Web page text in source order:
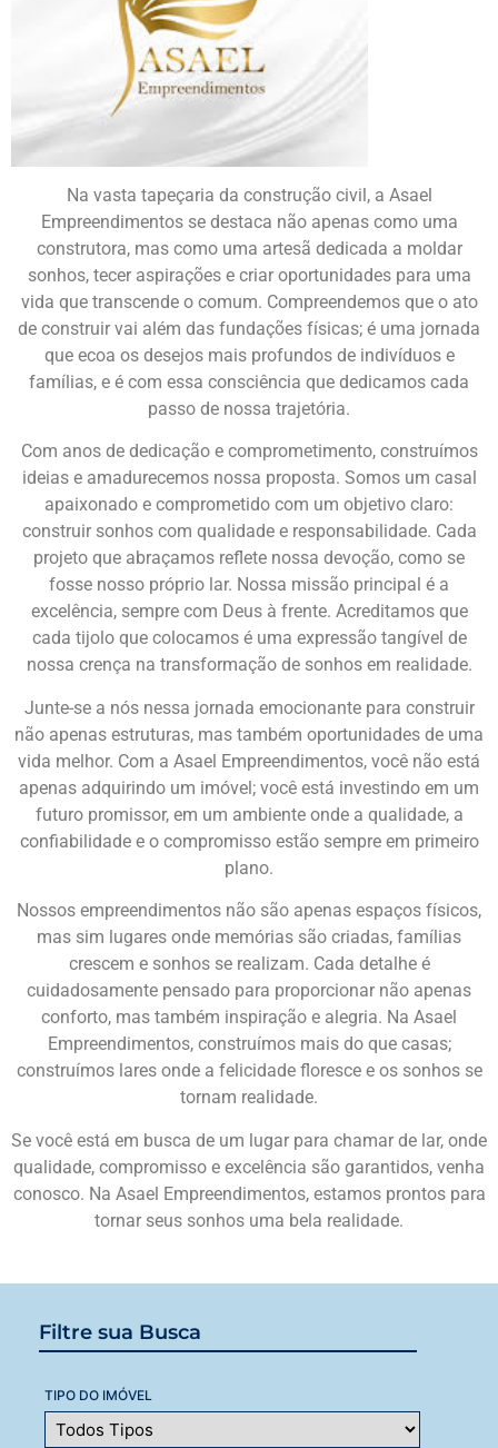
Filtre sua Busca
TIPO DO IMÓVEL
Na vasta tapeçaria da construção civil, a Asael
Empreendimentos se destaca não apenas como uma
construtora, mas como uma artesã dedicada a moldar
sonhos, tecer aspirações e criar oportunidades para uma
vida que transcende o comum. Compreendemos que o ato
de construir vai além das fundações físicas; é uma jornada
que ecoa os desejos mais profundos de indivíduos e
famílias, e é com essa consciência que dedicamos cada
passo de nossa trajetória.
Com anos de dedicação e comprometimento, construímos
ideias e amadurecemos nossa proposta. Somos um casal
apaixonado e comprometido com um objetivo claro:
construir sonhos com qualidade e responsabilidade. Cada
projeto que abraçamos reflete nossa devoção, como se
fosse nosso próprio lar. Nossa missão principal é a
excelência, sempre com Deus à frente. Acreditamos que
cada tijolo que colocamos é uma expressão tangível de
nossa crença na transformação de sonhos em realidade.
Junte-se a nós nessa jornada emocionante para construir
não apenas estruturas, mas também oportunidades de uma
vida melhor. Com a Asael Empreendimentos, você não está
apenas adquirindo um imóvel; você está investindo em um
futuro promissor, em um ambiente onde a qualidade, a
confiabilidade e o compromisso estão sempre em primeiro
plano.
Nossos empreendimentos não são apenas espaços físicos,
mas sim lugares onde memórias são criadas, famílias
crescem e sonhos se realizam. Cada detalhe é
cuidadosamente pensado para proporcionar não apenas
conforto, mas também inspiração e alegria. Na Asael
Empreendimentos, construímos mais do que casas;
construímos lares onde a felicidade floresce e os sonhos se
tornam realidade.
Se você está em busca de um lugar para chamar de lar, onde
qualidade, compromisso e excelência são garantidos, venha
conosco. Na Asael Empreendimentos, estamos prontos para
tornar seus sonhos uma bela realidade.